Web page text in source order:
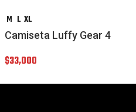
M L XL
Camiseta Luffy Gear 4
$33,000